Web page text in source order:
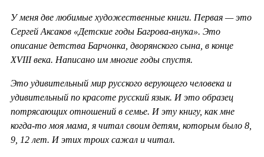
У меня две любимые художественные книги. Первая — это
Сергей Аксаков «Детские годы Багрова-внука». Это
описание детства Барчонка, дворянского сына, в конце
XVIII века. Написано им многие годы спустя.
Это удивительный мир русского верующего человека и
удивительный по красоте русский язык. И это образец
потрясающих отношений в семье. И эту книгу, как мне
когда-то моя мама, я читал своим детям, которым было 8,
9, 12 лет. И этих троих сажал и читал.